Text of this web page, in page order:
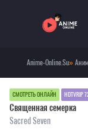
Anime-Online.Su»
СМОТРЕТЬ ОНЛАЙН HDTVRIP
Священная семерка
Sacred Seven